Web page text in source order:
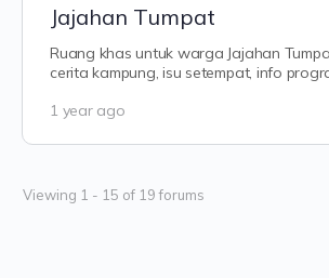
Jajahan Tumpat
Ruang khas untuk warga Jajahan
cerita kampung, isu setempat, info
1 year ago
Viewing 1 - 15 of 19 forums